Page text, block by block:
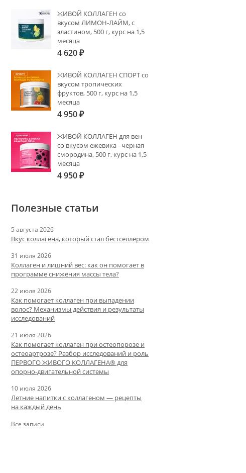
ЖИВОЙ КОЛЛАГЕН со
вкусом ЛИМОН-ЛАЙМ, с
эластином, 500 г, курс на 1,5
месяца
4 620₽
ЖИВОЙ КОЛЛАГЕН СПОРТ со
вкусом тропических
фруктов, 500 г, курс на 1,5
месяца
4 950₽
ЖИВОЙ КОЛЛАГЕН для вен
со вкусом ежевика - черная
смородина, 500 г, курс на 1,5
месяца
4 950₽
Полезные статьи
5 августа 2026
Вкус коллагена, который стал бестселлером
31 июля 2026
Коллаген и лишний вес: как он помогает в
программе снижения массы тела?
22 июля 2026
Как помогает коллаген при выпадении
волос? Механизмы действия и результаты
исследований
21 июля 2026
Как помогает коллаген при остеопорозе и
остеоартрозе? Разбор исследований и роль
ПЕРВОГО ЖИВОГО КОЛЛАГЕНА® для
опорно-двигательной системы
10 июля 2026
Летние напитки с коллагеном — рецепты
на каждый день
Все записи